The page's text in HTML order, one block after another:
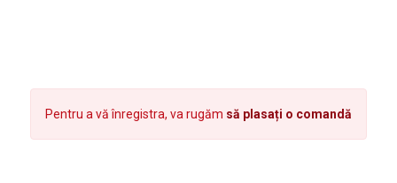
Pentru a vă înregistra, va rugăm să plasați o comandă